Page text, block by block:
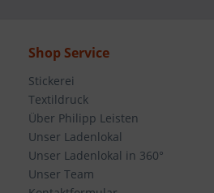
Shop Service
Stickerei
Textildruck
Über Philipp Leisten
Unser Ladenlokal
Unser Ladenlokal in 360°
Unser Team